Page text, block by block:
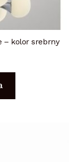
– kolor srebrny